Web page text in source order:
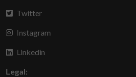
Twitter
Instagram
Linkedin
Legal: